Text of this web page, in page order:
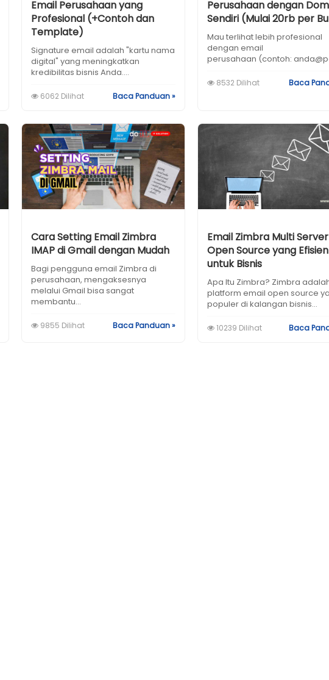
Email Perusahaan yang
Profesional (+Contoh dan
Template)
Signature email adalah "kartu nama
digital" yang meningkatkan
kredibilitas bisnis Anda....
6062 Dilihat Baca Panduan »
Perusahaan dengan
Sendiri (Mulai 20rb per
Mau terlihat lebih profesional
dengan email
perusahaan (contoh:
8532 Dilihat Baca
Cara Setting Email Zimbra
IMAP di Gmail dengan Mudah
Bagi pengguna email Zimbra di
perusahaan, mengaksesnya
melalui Gmail bisa sangat
membantu...
9855 Dilihat Baca Panduan »
Email Zimbra Multi Server
Open Source yang Efisien
untuk Bisnis
Apa Itu Zimbra? Zimbra
platform email open source
populer di kalangan bisnis...
10239 Dilihat Baca